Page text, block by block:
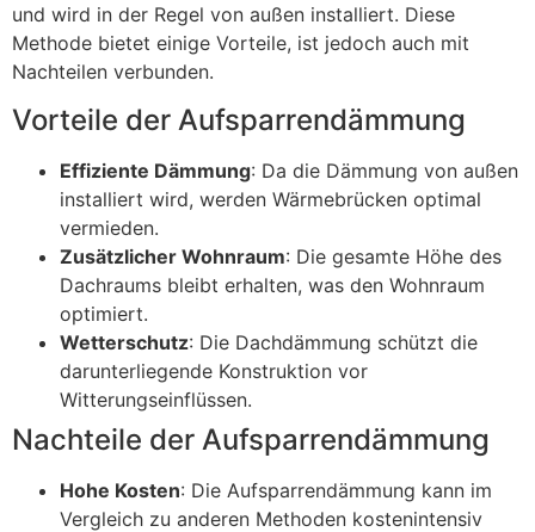
und wird in der Regel von außen installiert. Diese
Methode bietet einige Vorteile, ist jedoch auch mit
Nachteilen verbunden.
Vorteile der Aufsparrendämmung
Effiziente Dämmung: Da die Dämmung von außen
installiert wird, werden Wärmebrücken optimal
vermieden.
Zusätzlicher Wohnraum: Die gesamte Höhe des
Dachraums bleibt erhalten, was den Wohnraum
optimiert.
Wetterschutz: Die Dachdämmung schützt die
darunterliegende Konstruktion vor
Witterungseinflüssen.
Nachteile der Aufsparrendämmung
Hohe Kosten: Die Aufsparrendämmung kann im
Vergleich zu anderen Methoden kostenintensiv